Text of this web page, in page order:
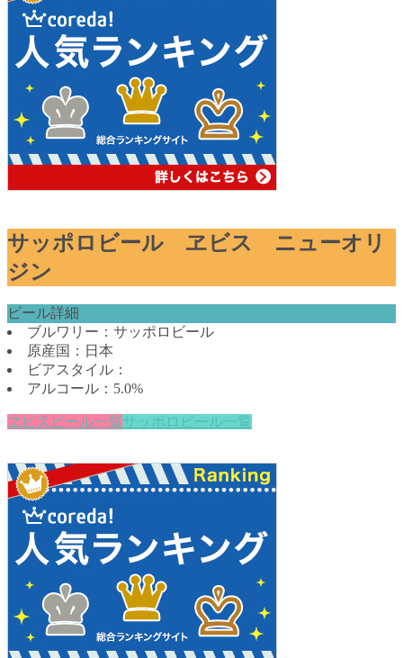
サッポロビール ヱビス ニューオリ
ジン
ビール詳細
ブルワリー：サッポロビール
原産国：日本
ビアスタイル：
アルコール：5.0%
ヱビスビール一覧 サッポロビール一覧